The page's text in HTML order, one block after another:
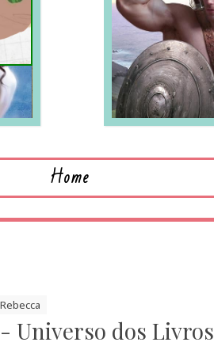
MAIS
Home
Universo dos Livros